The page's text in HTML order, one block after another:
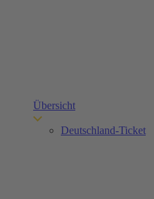
Übersicht
Deutschland-Ticket